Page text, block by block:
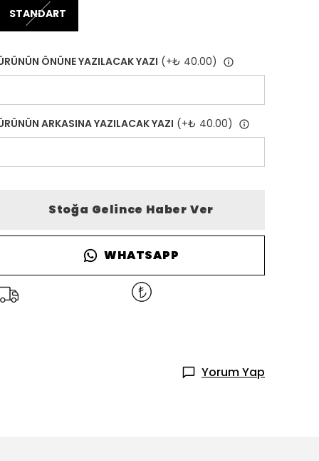
STANDART
ÖNÜNE YAZILACAK YAZI (+₺ 40.00)
ARKASINA YAZILACAK YAZI (+₺ 40.00)
Stoğa Gelince Haber Ver
WHATSAPP
Yorum Yap